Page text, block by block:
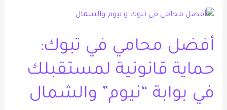
أفضل محامي في تبوك:
حماية قانونية لمستقبلك
في بوابة “نيوم” والشمال
أفضل
في
حماية
قانونية
لمستقبلك